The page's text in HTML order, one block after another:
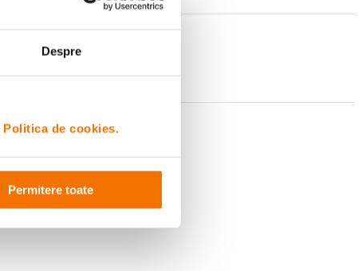
Despre
Politica de cookies.
Permitere toate